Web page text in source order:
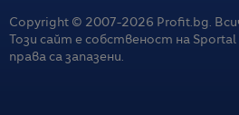
Copyright © 2007-2026 Profit.bg.
Този сайт е собственост на
права са запазени.